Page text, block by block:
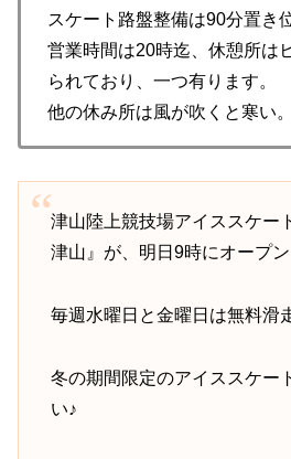
スケート路盤整備は90分置き
営業時間は20時迄、休憩所は
られており、一つ有ります。
他の休み所は風が吹くと寒い。
津山陸上競技場アイススケー
津山』が、明日9時にオープ
毎週水曜日と金曜日は無料滑
冬の期間限定のアイススケー
い♪